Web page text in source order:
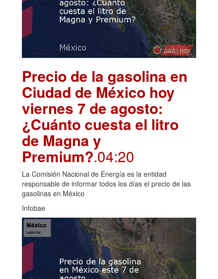
Precio de la gasolina en
Ciudad de México hoy
viernes 7 de agosto:
¿Cuánto cuesta el litro
de Magna y
Premium?.04:20
La Comisión Nacional de Energía es la entidad
responsable de informar todos los días el precio de las
gasolinas en México
Infobae